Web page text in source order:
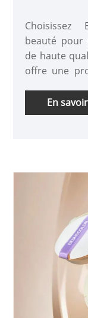
Choisissez
beauté pour
de haute
offre une
de votre
variété
En